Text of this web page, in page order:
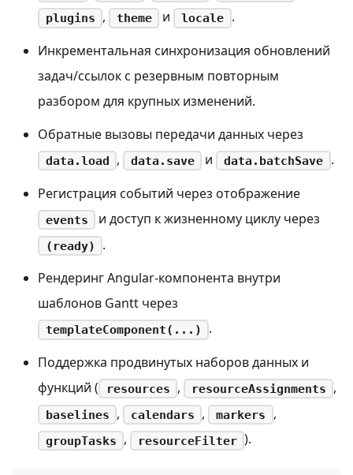
plugins , theme и locale
.
Инкрементальная синхронизация обновлений
задач/ссылок с резервным повторным
разбором для крупных изменений.
Обратные вызовы передачи данных через
data.load , data.save и data.batchSave
.
Регистрация событий через отображение
events и доступ к жизненному циклу через
(ready)
.
Рендеринг Angular-компонента внутри
шаблонов Gantt через
templateComponent(...)
.
Поддержка продвинутых наборов данных и
функций (
resources , resourceAssignments ,
baselines , calendars , markers ,
groupTasks , resourceFilter ).